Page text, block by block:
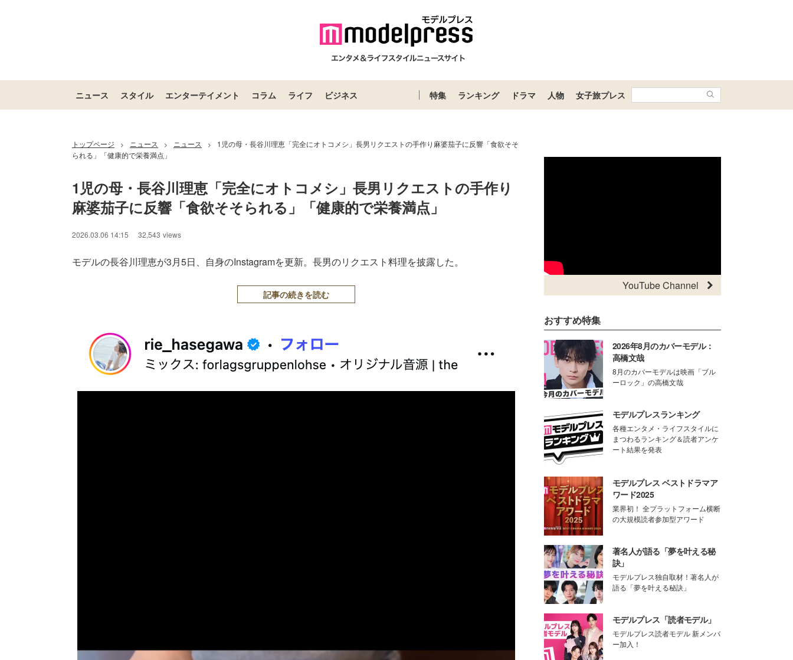
ニュース スタイル エンターテイメント コラム ライフ ビジネス 特集 ランキング ドラマ 人物 女子旅プレス
トップページ > ニュース > ニュース >
1児の母・長谷川理恵「完全にオトコメシ」長男リクエストの手作り麻婆茄子に反響「食欲そそ
られる」「健康的で栄養満点」
1児の母・長谷川理恵「完全にオトコメシ」長男リクエストの手作り
麻婆茄子に反響「食欲そそられる」「健康的で栄養満点」
2026.03.06 14:15 32,543 views
モデルの長谷川理恵が3月5日、自身のInstagramを更新。長男のリクエスト料理を披露した。
記事の続きを読む
YouTube Channel
おすすめ特集
2026年8月のカバーモデル：
高橋文哉
8月のカバーモデルは映画「ブル
ーロック」の高橋文哉
モデルプレスランキング
各種エンタメ・ライフスタイルに
まつわるランキング＆読者アンケ
ート結果を発表
モデルプレス ベストドラマア
ワード2025
業界初！ 全プラットフォーム横断
の大規模読者参加型アワード
著名人が語る「夢を叶える秘
訣」
モデルプレス独自取材！著名人が
語る「夢を叶える秘訣」
モデルプレス「読者モデル」
モデルプレス読者モデル 新メンバ
ー加入！